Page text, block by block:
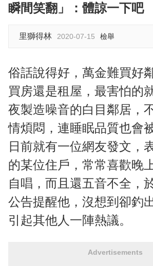
瞬間笑翻」：體諒一下吧
里獅得林 2020-07-15 檢舉
俗話說得好，萬金難買好
買房還是租屋，最害怕的
夜製造噪音的白目鄰居，
情煩悶，連睡眠品質也會
日前就有一位網友發文，
的某位住戶，常常喜歡晚
自唱，而且還五音不全，
公告提醒他，沒想到卻釣
引起其他人一陣熱議。
Advertisements